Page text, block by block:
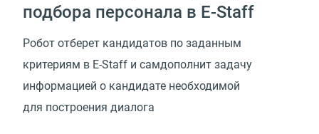
подбора персонала в E-Staff
Робот отберет кандидатов по заданным
критериям в E-Staff и самдополнит задачу
информацией о кандидате необходимой
для построения диалога